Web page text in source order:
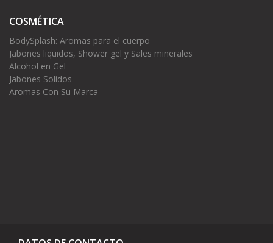
COSMÉTICA
BodySplash: Aromas para el cuerpo
Jabones liquidos, Shower gel y Sales minerales
Alcohol en Gel
Jabones Solidos
Aromas Con Su Marca